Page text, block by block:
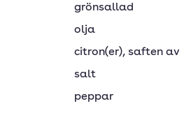
grönsallad
olja
citron(er), saften av
salt
peppar